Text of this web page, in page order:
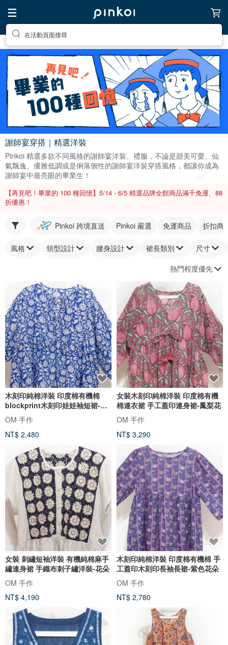
在活動頁面搜尋
謝師宴穿搭｜精選洋裝
Pinkoi 精選多款不同風格的謝師宴洋裝、禮服，不論是甜美可愛、仙
氣飄逸、優雅低調或是俐落個性的謝師宴洋裝穿搭風格，都讓你成為
謝師宴中最亮眼的畢業生！
【再見吧！畢業的 100 種回憶】5/14 - 6/5 精選品牌全館商品滿千免運、88
折優惠！
Pinkoi 跨境直送 Pinkoi 嚴選 免運商品 折扣商
風格 領型設計 腰身設計 裙長類別 尺寸
熱門程度優先
木刻印純棉洋裝 印度棉有機棉
blockprint木刻印娃娃袖短裙-花
園
OM 手作
NT$ 2,480
女裝木刻印純棉洋裝 印度棉有機
棉連衣裙 手工蓋印連身裙-鳳梨花
OM 手作
NT$ 3,290
女裝 刺繡短袖洋裝 有機純棉麻手
繡連身裙 手織布刺子繡洋裝-花朵
OM 手作
NT$ 4,190
木刻印純棉洋裝 印度棉有機棉 手
工蓋印木刻印長袖長裙-紫色花朵
OM 手作
NT$ 2,780